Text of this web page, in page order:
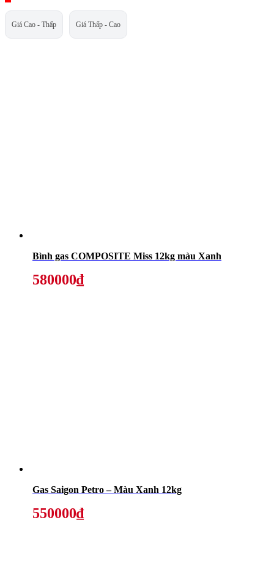
Giá Cao - Thấp Giá Thấp - Cao
Bình gas COMPOSITE Miss 12kg màu Xanh
580000₫
Gas Saigon Petro – Màu Xanh 12kg
550000₫